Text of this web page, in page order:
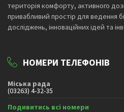
територія комфорту, активного
привабливий простір для ведення
досліджень, інноваційних ідей та
НОМЕРИ ТЕЛЕФОНІВ
Міська рада
(03263) 4-32-35
Подивитись всі номери